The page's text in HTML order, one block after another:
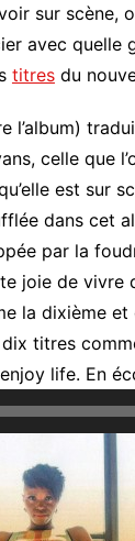
sur scène,
avec quelle
titresdu
l’album)
celle que
est sur
dans cet
par la
joie de vivre
la dixième et
dix titres
life. En